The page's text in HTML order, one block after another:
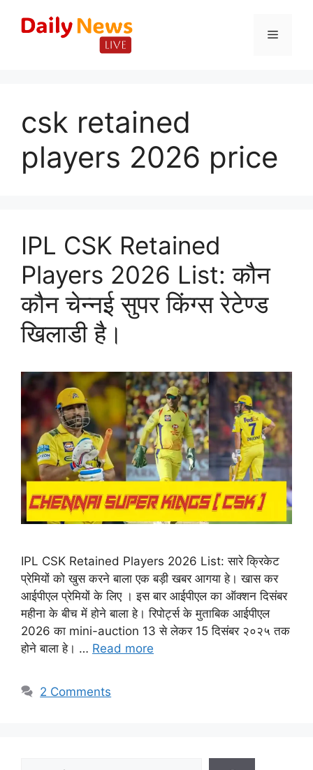
Menu
csk retained
players 2026 price
IPL CSK Retained
Players 2026 List: कौन
कौन चेन्नई सुपर किंग्स रेटेण्ड
खिलाडी है।
IPL CSK Retained Players 2026 List: सारे क्रिकेट
प्रेमियों को खुस करने बाला एक बड़ी खबर आगया हे। खास कर
आईपीएल प्रेमियों के लिए । इस बार आईपीएल का ऑक्शन दिसंबर
महीना के बीच में होने बाला हे। रिपोर्ट्स के मुताबिक आईपीएल
2026 का mini-auction 13 से लेकर 15 दिसंबर २०२५ तक
होने बाला हे। … Read more
2 Comments